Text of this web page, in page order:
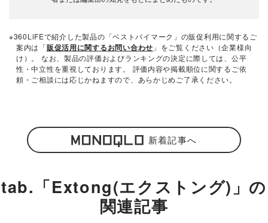
※360LiFEで紹介した製品の「ベストバイマーク」の販促利用に関するご
案内は「販促活用に関するお問い合わせ 」をご覧ください（企業様向
け）。 なお、製品の評価およびランキングの決定に際しては、公平
性・中立性を重視しております。 評価内容や掲載順位に関するご依
頼・ご相談には応じかねますので、あらかじめご了承ください。
新着記事へ
tab.「Extong(エクストング)」の
関連記事